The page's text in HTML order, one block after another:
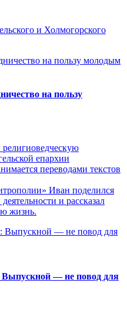
и Холмогорского
на пользу
епархии
переводами текстов
Иван поделился
и рассказал
жизнь.
— не повод для